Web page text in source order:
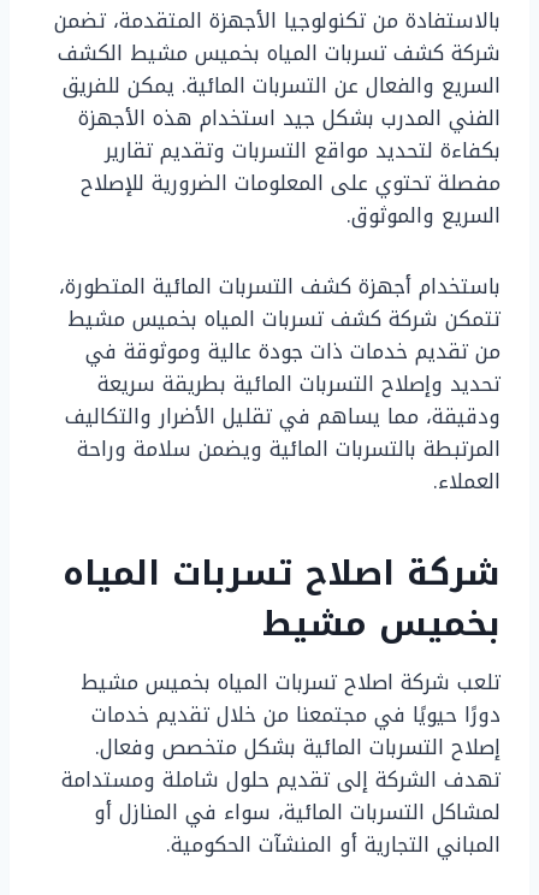
بالاستفادة من تكنولوجيا الأجهزة المتقدمة، تضمن
شركة كشف تسربات المياه بخميس مشيط الكشف
السريع والفعال عن التسربات المائية. يمكن للفريق
الفني المدرب بشكل جيد استخدام هذه الأجهزة
بكفاءة لتحديد مواقع التسربات وتقديم تقارير
مفصلة تحتوي على المعلومات الضرورية للإصلاح
السريع والموثوق.
باستخدام أجهزة كشف التسربات المائية المتطورة،
تتمكن شركة كشف تسربات المياه بخميس مشيط
من تقديم خدمات ذات جودة عالية وموثوقة في
تحديد وإصلاح التسربات المائية بطريقة سريعة
ودقيقة، مما يساهم في تقليل الأضرار والتكاليف
المرتبطة بالتسربات المائية ويضمن سلامة وراحة
العملاء.
شركة اصلاح تسربات المياه
بخميس مشيط
تلعب شركة اصلاح تسربات المياه بخميس مشيط
دورًا حيويًا في مجتمعنا من خلال تقديم خدمات
إصلاح التسربات المائية بشكل متخصص وفعال.
تهدف الشركة إلى تقديم حلول شاملة ومستدامة
لمشاكل التسربات المائية، سواء في المنازل أو
المباني التجارية أو المنشآت الحكومية.